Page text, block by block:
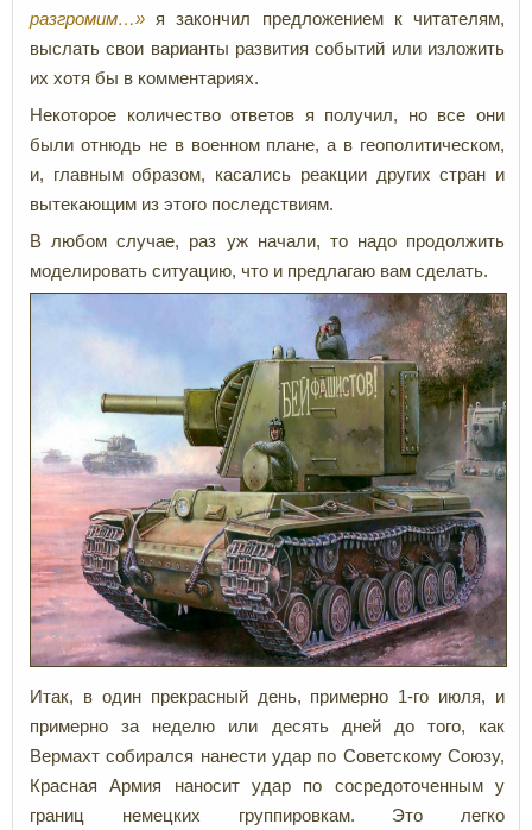
разгромим…» я закончил предложением к читателям,
выслать свои варианты развития событий или изложить
их хотя бы в комментариях.
Некоторое количество ответов я получил, но все они
были отнюдь не в военном плане, а в геополитическом,
и, главным образом, касались реакции других стран и
вытекающим из этого последствиям.
В любом случае, раз уж начали, то надо продолжить
моделировать ситуацию, что и предлагаю вам сделать.
Итак, в один прекрасный день, примерно 1-го июля, и
примерно за неделю или десять дней до того, как
Вермахт собирался нанести удар по Советскому Союзу,
Красная Армия наносит удар по сосредоточенным у
границ немецких группировкам. Это легко